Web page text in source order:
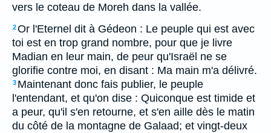
vers le coteau de Moreh dans la vallée.
2Or l'Eternel dit à Gédeon : Le peuple qui est avec
toi est en trop grand nombre, pour que je livre
Madian en leur main, de peur qu'Israël ne se
glorifie contre moi, en disant : Ma main m'a délivré.
3 Maintenant donc fais publier, le peuple
l'entendant, et qu'on dise : Quiconque est timide et
a peur, qu'il s'en retourne, et s'en aille dès le matin
du côté de la montagne de Galaad; et vingt-deux